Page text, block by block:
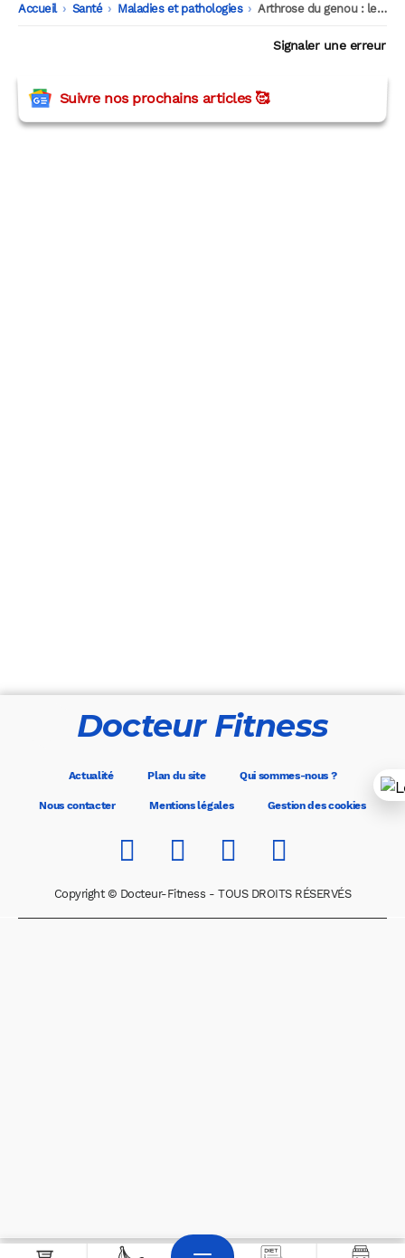
Accueil -
Santé -
Maladies et pathologies -
Arthrose du genou : les aliments ultra-transformés en cause ?
Signaler une erreur
Suivre nos prochains articles 🥰
Docteur Fitness
Actualité Plan du site Qui sommes-nous ?
Nous contacter Mentions légales Gestion des cookies
Copyright © Docteur-Fitness - TOUS DROITS RÉSERVÉS